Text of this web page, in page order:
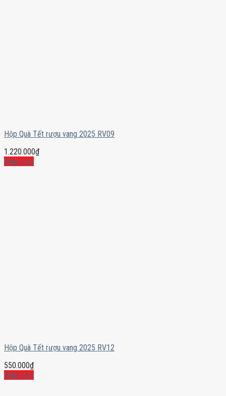
Hộp Quà Tết rượu vang 2025 RV09
1.220.000₫
Mua ngay
Hộp Quà Tết rượu vang 2025 RV12
550.000₫
Mua ngay